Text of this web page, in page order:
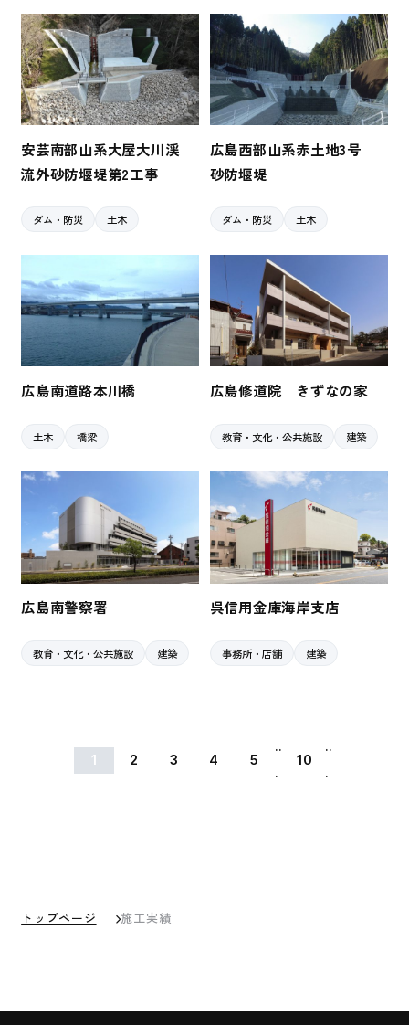
安芸南部山系大屋大川渓
流外砂防堰堤第2工事
ダム・防災 土木
広島西部山系赤土地3号
砂防堰堤
ダム・防災 土木
広島南道路本川橋
土木 橋梁
広島修道院 きずなの家
教育・文化・公共施設 建築
広島南警察署
教育・文化・公共施設 建築
呉信用金庫海岸支店
事務所・店舗 建築
1 2 3 4 5
..
.
10
..
.
トップページ 施工実績